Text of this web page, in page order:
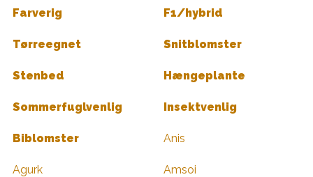
Farverig F1/hybrid
Tørreegnet Snitblomster
Stenbed Hængeplante
Sommerfuglvenlig Insektvenlig
Biblomster Anis
Agurk Amsoi